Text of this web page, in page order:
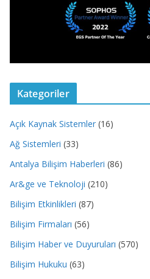
Kategoriler
Açık Kaynak Sistemler (16)
Ağ Sistemleri (33)
Antalya Bilişim Haberleri (86)
Ar&ge ve Teknoloji (210)
Bilişim Etkinlikleri (87)
Bilişim Firmaları (56)
Bilişim Haber ve Duyuruları (570)
Bilişim Hukuku (63)